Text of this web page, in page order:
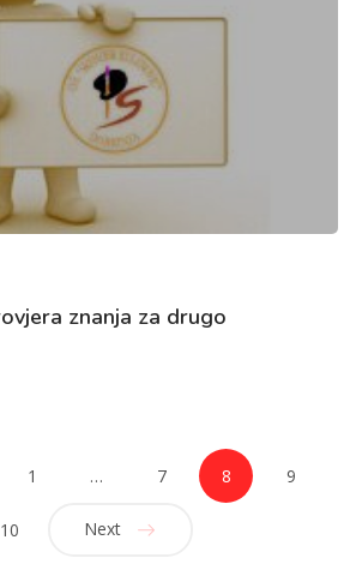
znanja za drugo
1 … 7 8 9
10 Next